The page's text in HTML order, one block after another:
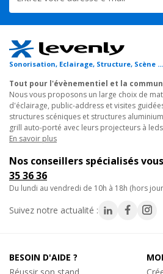
L'Ultra HEX Bar 12 est compatible
Elle peut bien sûr aussi être pilotée via
mode autonome via ses programmes
Caractéristiques techniques :
- Barre à LEDs très puissantes pour
comprenant 12 LEDs Hex 6-en-1
- Mélange fluide des couleurs rouge,
UV
- 5 modes DMX: 6, 7, 8, 18 ou 36
- 6 modes opérationnels : Auto Run,
mode musical, gradation RGBWA +
mode DMX
plateaux TV ou la production de films
Sonorisation, Eclairage, Structure, Scène ...
Tout pour l'évènementiel et la
Nous vous proposons un large choix de
d'éclairage, public-address et visites
structures scéniques et structures
grill auto-porté avec leurs projecteurs à
En savoir plus
Nos conseillers spécialisés
35 36 36
du lundi au vendredi de 10h à 18h (hors
Suivez notre actualité :
BESOIN D'AIDE ?
Réussir son stand